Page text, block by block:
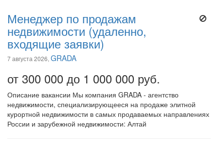
Менеджер по продажам
недвижимости (удаленно,
входящие заявки)
7 августа 2026, GRADA
от 300 000 до 1 000 000 руб.
Описание вакансии Мы компания GRADA - агентство
недвижимости, специализирующееся на продаже элитной
курортной недвижимости в самых продаваемых направлениях
России и зарубежной недвижимости: Алтай